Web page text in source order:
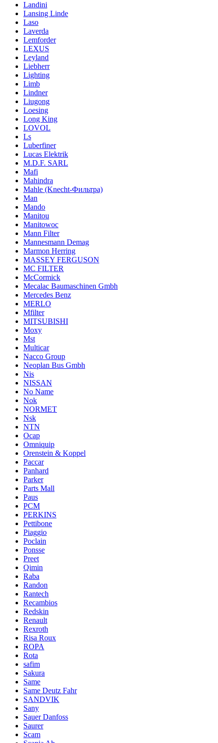
Landini
Lansing Linde
Laso
Laverda
Lemforder
LEXUS
Leyland
Liebherr
Lighting
Limb
Lindner
Liugong
Loesing
Long King
LOVOL
Ls
Luberfiner
Lucas Elektrik
M.D.F. SARL
Mafi
Mahindra
Mahle (Knecht-Фильтра)
Man
Mando
Manitou
Manitowoc
Mann Filter
Mannesmann Demag
Marmon Herring
MASSEY FERGUSON
MC FILTER
McCormick
Mecalac Baumaschinen Gmbh
Mercedes Benz
MERLO
Mfilter
MITSUBISHI
Moxy
Mst
Multicar
Nacco Group
Neoplan Bus Gmbh
Nis
NISSAN
No Name
Nok
NORMET
Nsk
NTN
Ocap
Omniquip
Orenstein & Koppel
Paccar
Panhard
Parker
Parts Mall
Paus
PCM
PERKINS
Pettibone
Piaggio
Poclain
Ponsse
Preet
Qimin
Raba
Randon
Rantech
Recambios
Redskin
Renault
Rexroth
Risa Roux
ROPA
Rota
safim
Sakura
Same
Same Deutz Fahr
SANDVIK
Sany
Sauer Danfoss
Saurer
Scam